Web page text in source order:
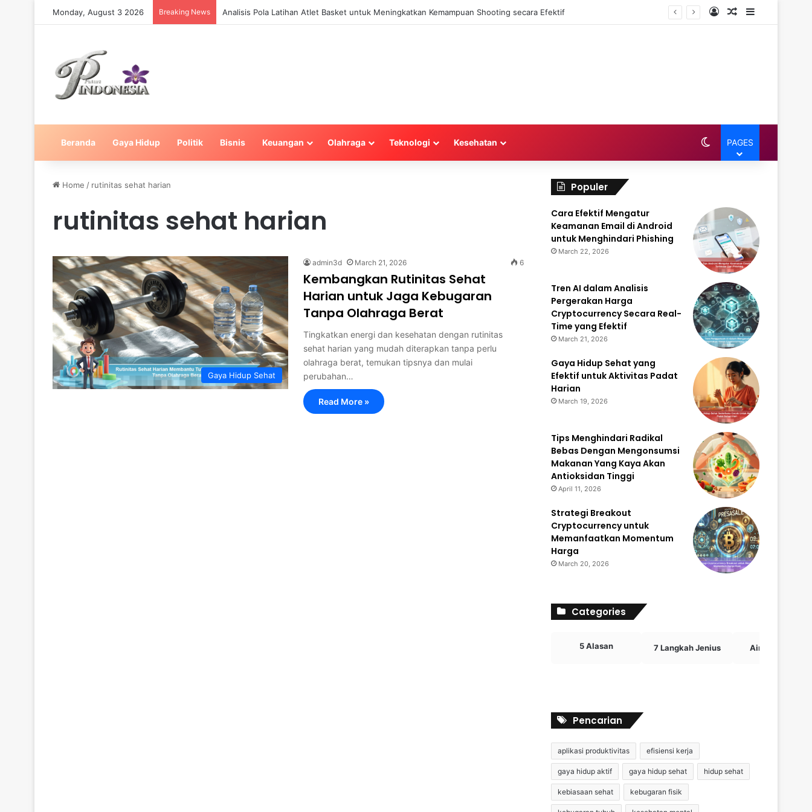
Monday, August 3 2026 Breaking News Analisis Pola Latihan Atlet Basket untuk Meningkatkan Kemampuan Shooting secara Efektif Log InRandom Article
Sidebar
Beranda Gaya Hidup Politik Bisnis Keuangan Olahraga Teknologi Kesehatan Switch skin
PAGES
Home / rutinitas sehat harian
rutinitas sehat harian
Gaya Hidup Sehat
admin3d March 21, 2026 6
Kembangkan Rutinitas Sehat
Harian untuk Jaga Kebugaran
Tanpa Olahraga Berat
Tingkatkan energi dan kesehatan dengan rutinitas
sehat harian yang mudah diterapkan tanpa perlu
olahraga berat, temukan tipsnya dan mulai
perubahan…
Read More »
Populer
Cara Efektif Mengatur
Keamanan Email di Android
untuk Menghindari Phishing
March 22, 2026
Tren AI dalam Analisis
Pergerakan Harga
Cryptocurrency Secara Real-
Time yang Efektif
March 21, 2026
Gaya Hidup Sehat yang
Efektif untuk Aktivitas Padat
Harian
March 19, 2026
Tips Menghindari Radikal
Bebas Dengan Mengonsumsi
Makanan Yang Kaya Akan
Antioksidan Tinggi
April 11, 2026
Strategi Breakout
Cryptocurrency untuk
Memanfaatkan Momentum
Harga
March 20, 2026
Categories
5 Alasan 7 Langkah Jenius Airdrop Crypto
Pencarian
aplikasi produktivitas efisiensi kerja
gaya hidup aktif gaya hidup sehat hidup sehat
kebiasaan sehat kebugaran fisik